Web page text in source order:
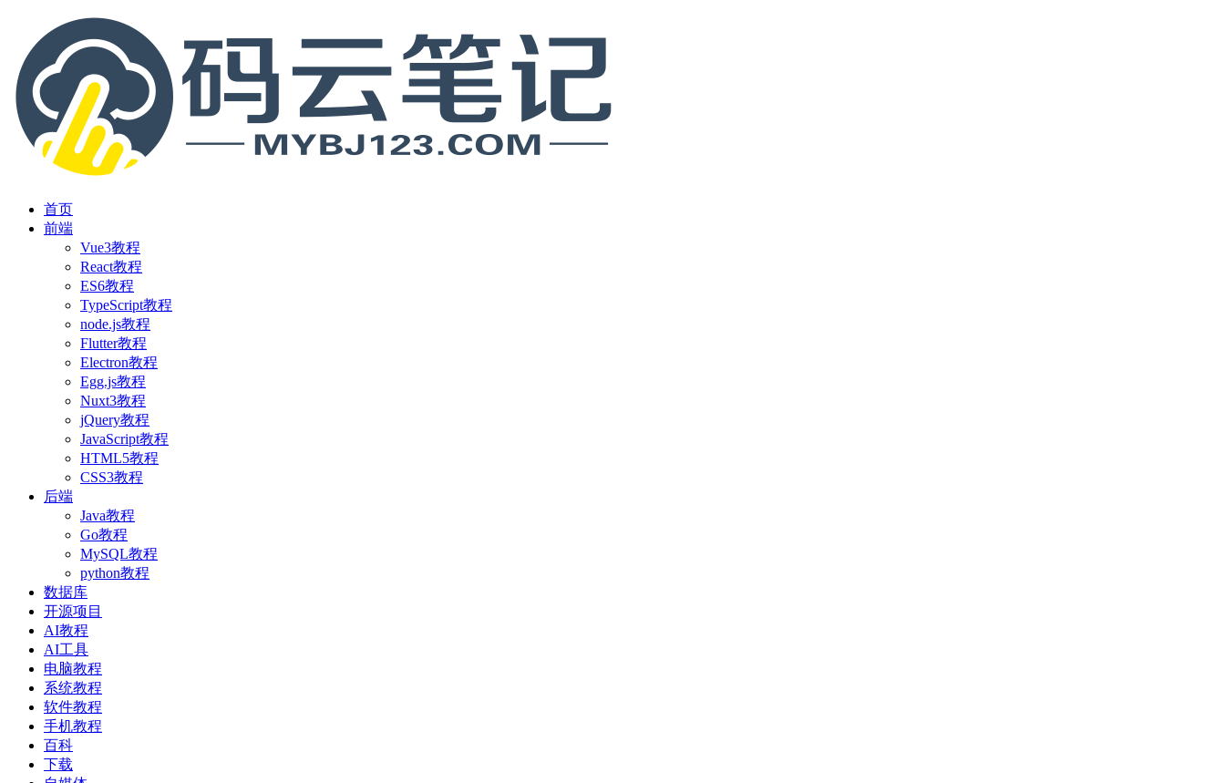
首页
前端
Vue3教程
React教程
ES6教程
TypeScript教程
node.js教程
Flutter教程
Electron教程
Egg.js教程
Nuxt3教程
jQuery教程
JavaScript教程
HTML5教程
CSS3教程
后端
Java教程
Go教程
MySQL教程
python教程
数据库
开源项目
AI教程
AI工具
电脑教程
系统教程
软件教程
手机教程
百科
下载